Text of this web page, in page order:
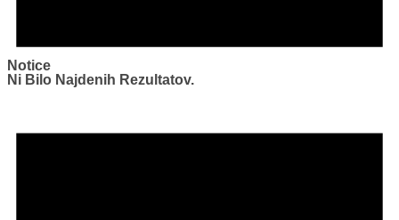
Notice
Ni Bilo Najdenih Rezultatov.